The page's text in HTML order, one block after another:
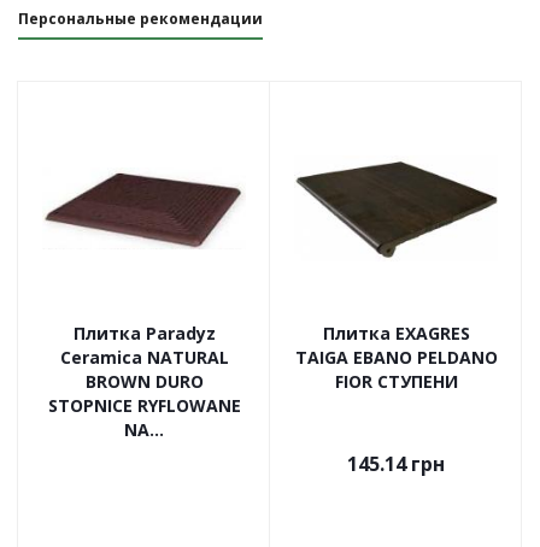
Персональные рекомендации
Плитка Paradyz
Ceramica NATURAL
BROWN DURO
STOPNICE RYFLOWANE
NA...
Плитка EXAGRES
TAIGA EBANO PELDANO
FIOR СТУПЕНИ
145.14грн